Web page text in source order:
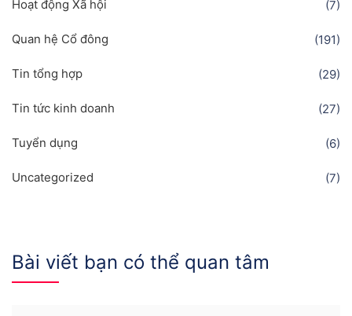
Hoạt động Xã hội (7)
Quan hệ Cổ đông (191)
Tin tổng hợp (29)
Tin tức kinh doanh (27)
Tuyển dụng (6)
Uncategorized (7)
Bài viết bạn có thể quan tâm